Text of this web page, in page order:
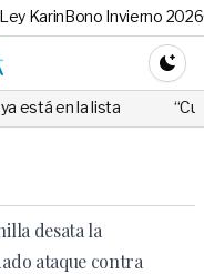
Ley KarinBono Invierno 2026
“Cuando alguien
desata la
ataque contra